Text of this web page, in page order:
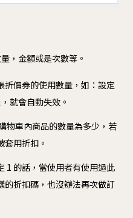
，金額或是次數等。
價券的使用數量，如：設定
就會自動失效。
物車內商品的數量為多少，若
套用折扣。
1 的話，當使用者有使用過此
的折扣碼，也沒辦法再次做訂